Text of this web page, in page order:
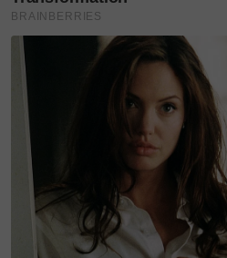
Mengulas mengenai
seni, menurut pelakon
aktif dalam pengacaraan dan
sibuk belajar.
"Saya masih lagi mengacara
setiap Ahad dan terlibat
termasuk projek tahun
katanya.
Baca juga:Tiada jalan pintas